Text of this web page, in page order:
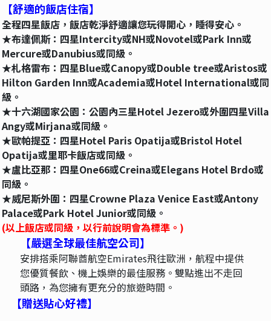
【舒適的飯店住宿】
全程四星飯店，飯店乾淨舒適讓您玩得開心，睡得安心。
★布達佩斯：四星Intercity或NH或Novotel或Park Inn或
Mercure或Danubius或同級。
★札格雷布：四星Blue或Canopy或Double tree或Aristos或
Hilton Garden Inn或Academia或Hotel International或同
級。
★十六湖國家公園：公園內三星Hotel Jezero或外圍四星Villa
Angy或Mirjana或同級。
★歐帕提亞：四星Hotel Paris Opatija或Bristol Hotel
Opatija或里耶卡飯店或同級。
★盧比亞那：四星One66或Creina或Elegans Hotel Brdo或
同級。
★威尼斯外圍：四星Crowne Plaza Venice East或Antony
Palace或Park Hotel Junior或同級。
(以上飯店或同級，以行前說明會為標準。)
【嚴選全球最佳航空公司】
安排搭乘阿聯酋航空Emirates飛往歐洲，航程中提供
您優質餐飲、機上娛樂的最佳服務。雙點進出不走回
頭路，為您擁有更充分的旅遊時間。
【贈送貼心好禮】